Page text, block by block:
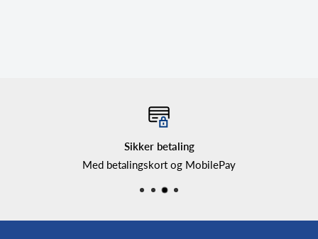
Sikker betaling
Med betalingskort og MobilePay